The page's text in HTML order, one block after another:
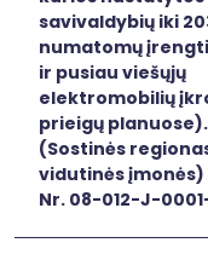
savivaldybių iki
numatomų
ir pusiau viešųjų
elektromobilių
prieigų planuose).
(Sostinės
vidutinės įmonės)
Nr. 08-012-J-